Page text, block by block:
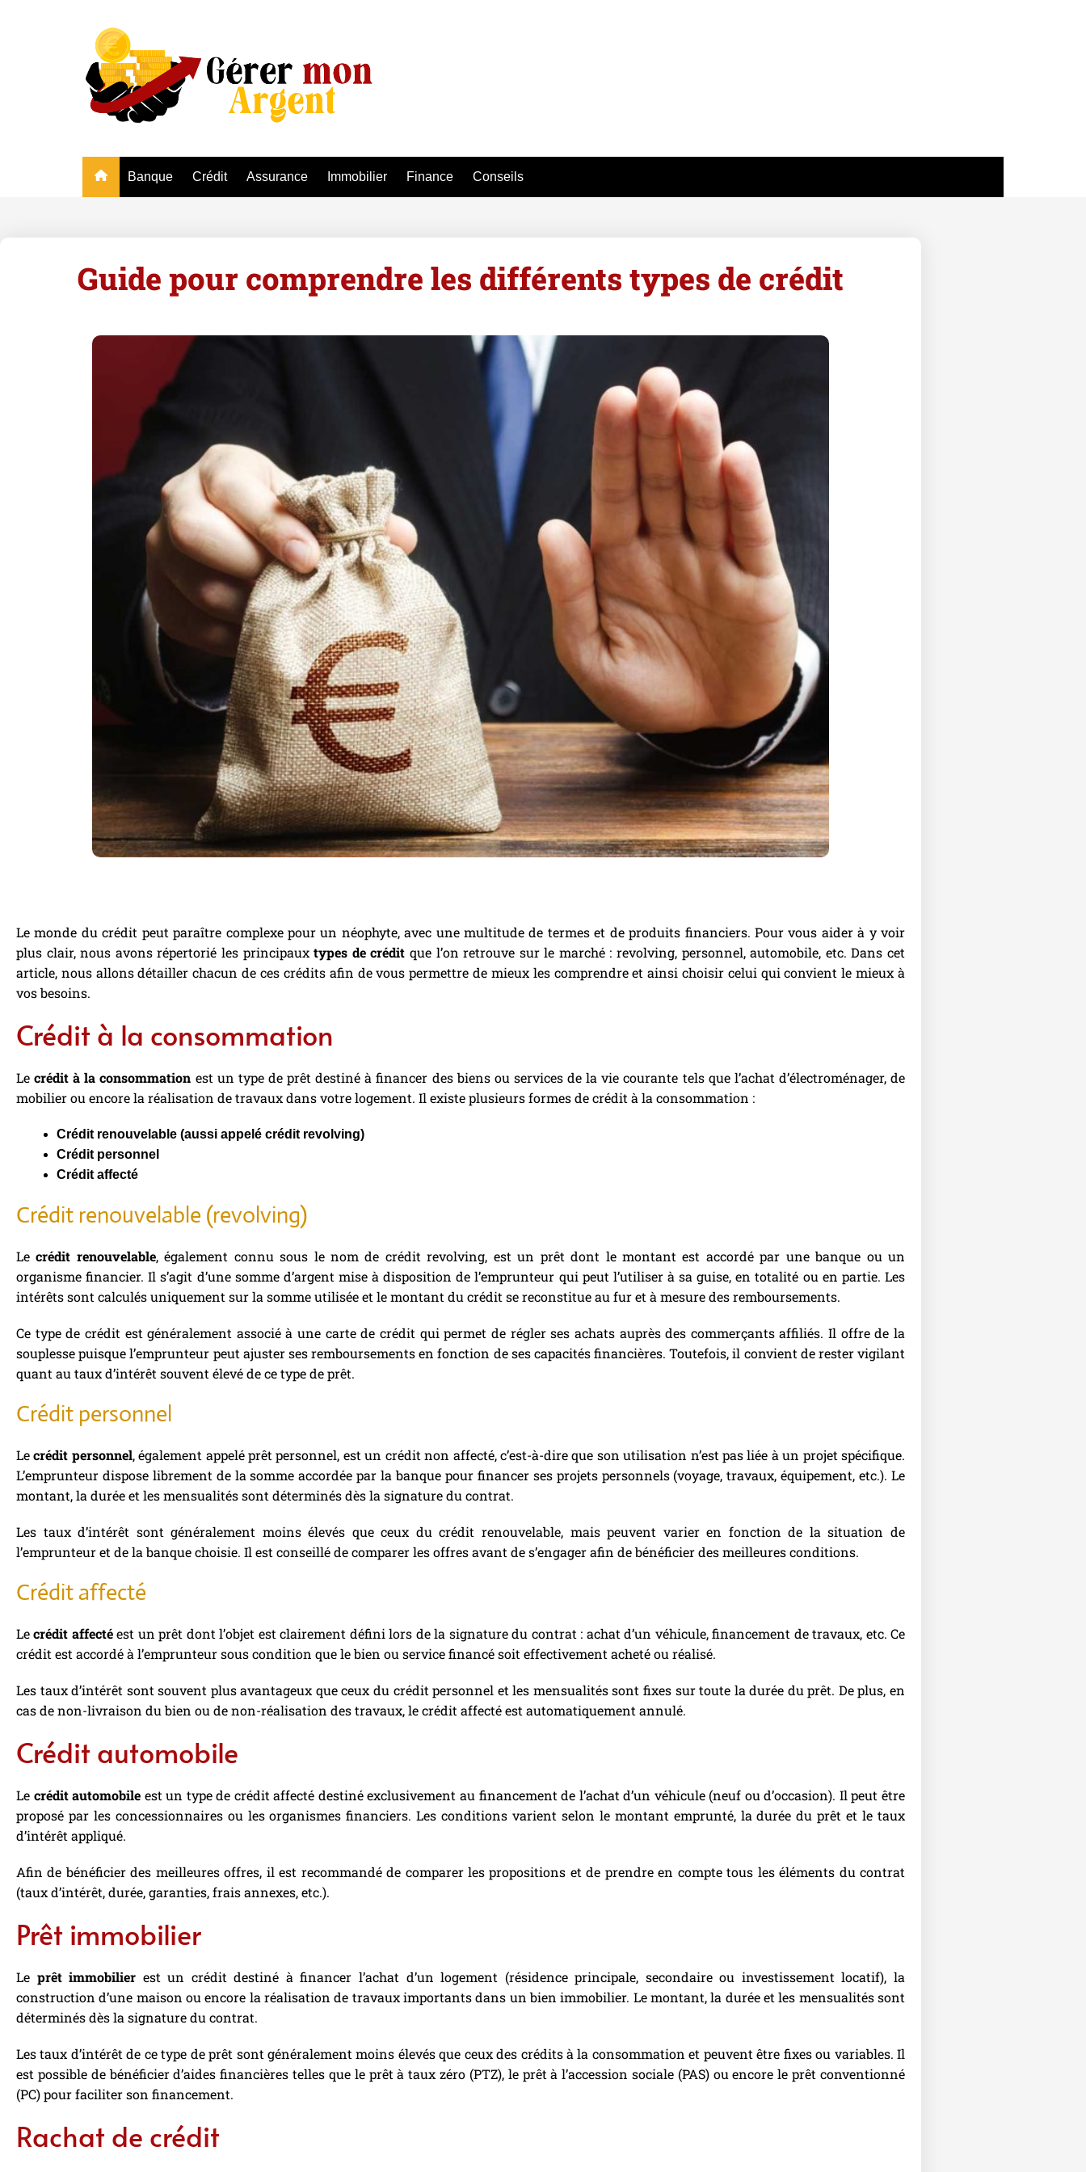
Banque Crédit Assurance Immobilier Finance Conseils
Guide pour comprendre les différents types de crédit
Le monde du crédit peut paraître complexe pour un néophyte, avec une multitude de termes et de produits financiers. Pour vous aider à y voir
plus clair, nous avons répertorié les principauxtypes de crédit que l’on retrouve sur le marché : revolving, personnel, automobile, etc. Dans cet
article, nous allons détailler chacun de ces crédits afin de vous permettre de mieux les comprendre et ainsi choisir celui qui convient le mieux à
vos besoins.
Crédit à la consommation
Lecrédit à la consommation est un type de prêt destiné à financer des biens ou services de la vie courante tels que l’achat d’électroménager, de
mobilier ou encore la réalisation de travaux dans votre logement. Il existe plusieurs formes de crédit à la consommation :
Crédit renouvelable (aussi appelé crédit revolving)
Crédit personnel
Crédit affecté
Crédit renouvelable (revolving)
Lecrédit renouvelable, également connu sous le nom de crédit revolving, est un prêt dont le montant est accordé par une banque ou un
organisme financier. Il s’agit d’une somme d’argent mise à disposition de l’emprunteur qui peut l’utiliser à sa guise, en totalité ou en partie. Les
intérêts sont calculés uniquement sur la somme utilisée et le montant du crédit se reconstitue au fur et à mesure des remboursements.
Ce type de crédit est généralement associé à une carte de crédit qui permet de régler ses achats auprès des commerçants affiliés. Il offre de la
souplesse puisque l’emprunteur peut ajuster ses remboursements en fonction de ses capacités financières. Toutefois, il convient de rester vigilant
quant au taux d’intérêt souvent élevé de ce type de prêt.
Crédit personnel
Lecrédit personnel, également appelé prêt personnel, est un crédit non affecté, c’est-à-dire que son utilisation n’est pas liée à un projet spécifique.
L’emprunteur dispose librement de la somme accordée par la banque pour financer ses projets personnels (voyage, travaux, équipement, etc.). Le
montant, la durée et les mensualités sont déterminés dès la signature du contrat.
Les taux d’intérêt sont généralement moins élevés que ceux du crédit renouvelable, mais peuvent varier en fonction de la situation de
l’emprunteur et de la banque choisie. Il est conseillé de comparer les offres avant de s’engager afin de bénéficier des meilleures conditions.
Crédit affecté
Lecrédit affectéest un prêt dont l’objet est clairement défini lors de la signature du contrat : achat d’un véhicule, financement de travaux, etc. Ce
crédit est accordé à l’emprunteur sous condition que le bien ou service financé soit effectivement acheté ou réalisé.
Les taux d’intérêt sont souvent plus avantageux que ceux du crédit personnel et les mensualités sont fixes sur toute la durée du prêt. De plus, en
cas de non-livraison du bien ou de non-réalisation des travaux, le crédit affecté est automatiquement annulé.
Crédit automobile
Le crédit automobile est un type de crédit affecté destiné exclusivement au financement de l’achat d’un véhicule (neuf ou d’occasion). Il peut être
proposé par les concessionnaires ou les organismes financiers. Les conditions varient selon le montant emprunté, la durée du prêt et le taux
d’intérêt appliqué.
Afin de bénéficier des meilleures offres, il est recommandé de comparer les propositions et de prendre en compte tous les éléments du contrat
(taux d’intérêt, durée, garanties, frais annexes, etc.).
Prêt immobilier
Le prêt immobilier est un crédit destiné à financer l’achat d’un logement (résidence principale, secondaire ou investissement locatif), la
construction d’une maison ou encore la réalisation de travaux importants dans un bien immobilier. Le montant, la durée et les mensualités sont
déterminés dès la signature du contrat.
Les taux d’intérêt de ce type de prêt sont généralement moins élevés que ceux des crédits à la consommation et peuvent être fixes ou variables. Il
est possible de bénéficier d’aides financières telles que le prêt à taux zéro (PTZ), le prêt à l’accession sociale (PAS) ou encore le prêt conventionné
(PC) pour faciliter son financement.
Rachat de crédit